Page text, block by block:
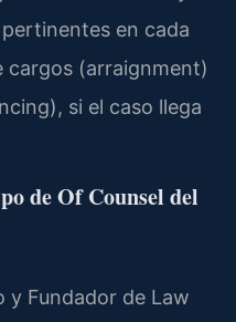
en cada
cargos (arraignment)
si el caso llega
de Of Counsel del
y Fundador de Law